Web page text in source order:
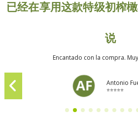
已经在享用这款特级初榨
说
Encantado con la compra.
Antonio
⭐⭐⭐⭐⭐